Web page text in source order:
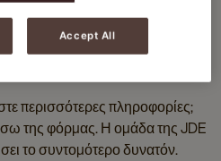
ΜΕ ΤΗΝ JDE
περισσότερες πληροφορίες;
της φόρμας. Η ομάδα της JDE
το συντομότερο δυνατόν.
Accept All